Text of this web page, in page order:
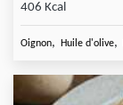
406 Kcal
Oignon, Huile d'olive,